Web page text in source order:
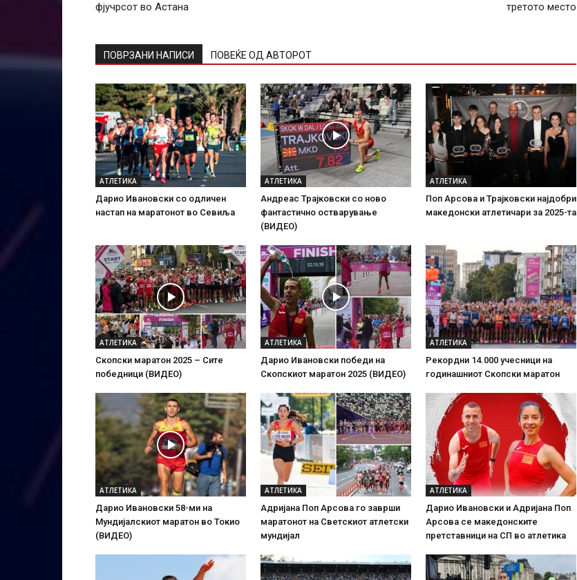
фјучрсот во Астана
третото место
ПОВРЗАНИ НАПИСИ ПОВЕЌЕ ОД АВТОРОТ
АТЛЕТИКА
Дарио Ивановски со одличен
настап на маратонот во Севиља
АТЛЕТИКА
Андреас Трајковски со ново
фантастично остварување
(ВИДЕО)
АТЛЕТИКА
Поп Арсова и Трајковски најдобри
македонски атлетичари за 2025-та
АТЛЕТИКА
Скопски маратон 2025 – Сите
победници (ВИДЕО)
АТЛЕТИКА
Дарио Ивановски победи на
Скопскиот маратон 2025 (ВИДЕО)
АТЛЕТИКА
Рекордни 14.000 учесници на
годинашниот Скопски маратон
АТЛЕТИКА
Дарио Ивановски 58-ми на
Мундијалскиот маратон во Токио
(ВИДЕО)
АТЛЕТИКА
Адријана Поп Арсова го заврши
маратонот на Светскиот атлетски
мундијал
АТЛЕТИКА
Дарио Ивановски и Адријана Поп
Арсова се македонските
претставници на СП во атлетика